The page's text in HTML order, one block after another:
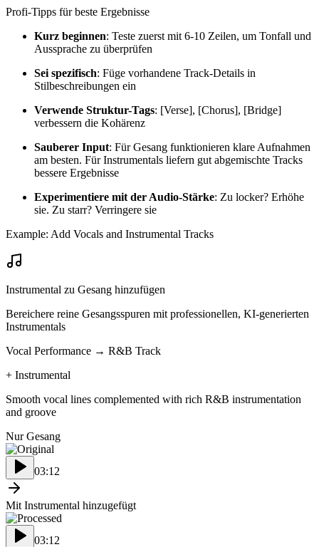
Profi-Tipps für beste Ergebnisse
Kurz beginnen: Teste zuerst mit 6-10 Zeilen, um Tonfall und
Aussprache zu überprüfen
Sei spezifisch: Füge vorhandene Track-Details in
Stilbeschreibungen ein
Verwende Struktur-Tags: [Verse], [Chorus], [Bridge]
verbessern die Kohärenz
Sauberer Input: Für Gesang funktionieren klare Aufnahmen
am besten. Für Instrumentals liefern gut abgemischte Tracks
bessere Ergebnisse
Experimentiere mit der Audio-Stärke: Zu locker? Erhöhe
sie. Zu starr? Verringere sie
Example: Add Vocals and Instrumental Tracks
Instrumental zu Gesang hinzufügen
Bereichere reine Gesangsspuren mit professionellen, KI-generierten
Instrumentals
Vocal Performance → R&B Track
+ Instrumental
Smooth vocal lines complemented with rich R&B instrumentation
and groove
Nur Gesang
03:12
Mit Instrumental hinzugefügt
03:12